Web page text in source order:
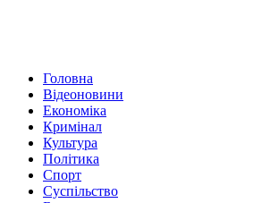
Головна
Відеоновини
Економіка
Кримінал
Культура
Політика
Спорт
Суспільство